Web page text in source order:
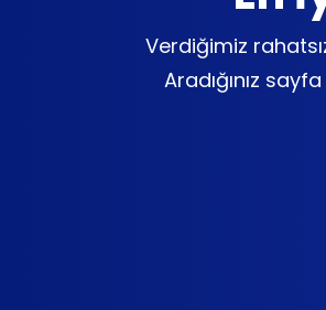
Verdiğimiz
Aradığınız